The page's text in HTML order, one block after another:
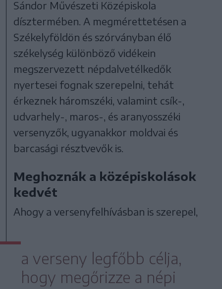
Sándor Művészeti Középiskola
dísztermében. A megmérettetésen a
Székelyföldön és szórványban élő
székelység különböző vidékein
megszervezett népdalvetélkedők
nyertesei fognak szerepelni, tehát
érkeznek háromszéki, valamint csík-,
udvarhely-, maros-, és aranyosszéki
versenyzők, ugyanakkor moldvai és
barcasági résztvevők is.
Meghoznák a középiskolások
kedvét
Ahogy a versenyfelhívásban is szerepel,
a verseny legfőbb célja,
hogy megőrizze a népi